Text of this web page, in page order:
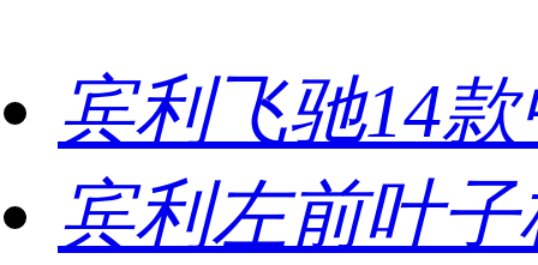
宾利飞驰14
宾利左前叶子